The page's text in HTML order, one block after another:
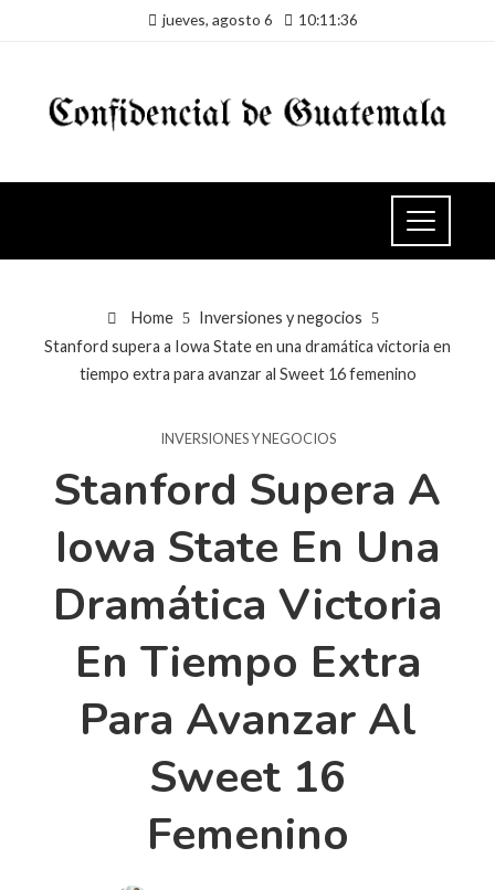
jueves, agosto 6 10:11:37
Home
Inversiones y negocios
Stanford supera a Iowa State en una dramática victoria en
tiempo extra para avanzar al Sweet 16 femenino
INVERSIONES Y NEGOCIOS
Stanford Supera A
Iowa State En Una
Dramática Victoria
En Tiempo Extra
Para Avanzar Al
Sweet 16
Femenino